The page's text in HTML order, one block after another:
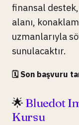
finansal
alanı,
uzmanlarıyla
sunulacaktır.
🗓️ Son başvuru
🌟 Bluedot
Kursu